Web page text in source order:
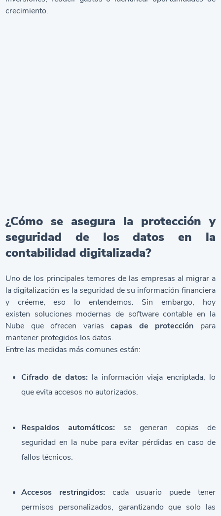
crecimiento.
¿Cómo se asegura la protección y
seguridad de los datos en la
contabilidad digitalizada?
Uno de los principales temores de las empresas al migrar a
la digitalización es la seguridad de su información financiera
y créeme, eso lo entendemos. Sin embargo, hoy
existen soluciones modernas de software contable en la
Nube que ofrecen variascapas de protección para
mantener protegidos los datos.
Entre las medidas más comunes están:
Cifrado de datos: la información viaja encriptada, lo
que evita accesos no autorizados.
Respaldos automáticos: se generan copias de
seguridad en la nube para evitar pérdidas en caso de
fallos técnicos.
Accesos restringidos: cada usuario puede tener
permisos personalizados, garantizando que solo las